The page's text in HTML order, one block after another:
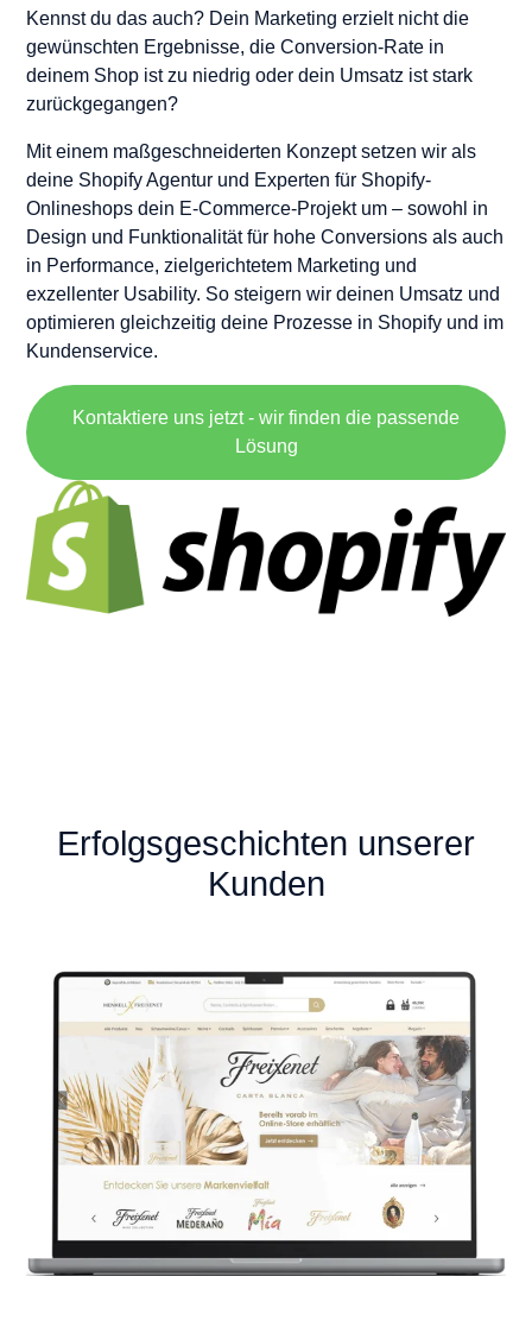
Kennst du das auch? Dein Marketing erzielt nicht die
gewünschten Ergebnisse, die Conversion-Rate in
deinem Shop ist zu niedrig oder dein Umsatz ist stark
zurückgegangen?
Mit einem maßgeschneiderten Konzept setzen wir als
deine Shopify Agentur und Experten für Shopify-
Onlineshops dein E-Commerce-Projekt um – sowohl in
Design und Funktionalität für hohe Conversions als auch
in Performance, zielgerichtetem Marketing und
exzellenter Usability. So steigern wir deinen Umsatz und
optimieren gleichzeitig deine Prozesse in Shopify und im
Kundenservice.
Kontaktiere uns jetzt - wir finden die passende
Lösung
Erfolgsgeschichten unserer
Kunden